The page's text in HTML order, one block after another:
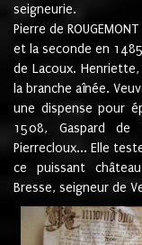
seigneurie.
Pierre de
et la seconde en
de Lacoux.
la branche aînée.
une dispense pour
1508, Gaspard de
Pierrecloux... Elle
ce puissant
Bresse, seigneur de